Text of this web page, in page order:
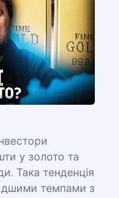
у золото та
Така тенденція
темпами з